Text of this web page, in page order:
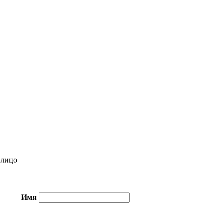
Имя